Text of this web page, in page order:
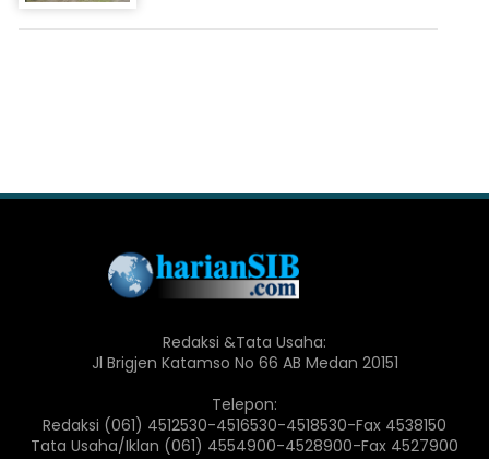
Redaksi &Tata Usaha:
Jl Brigjen Katamso No 66 AB Medan 20151
Telepon:
Redaksi (061) 4512530-4516530-4518530-Fax 4538150
Tata Usaha/Iklan (061) 4554900-4528900-Fax 4527900